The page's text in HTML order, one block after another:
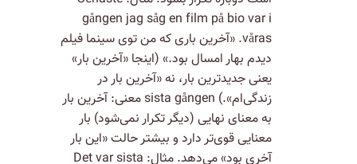
gången jag såg en film på bio var i
våras. «آخرین باری که من توی سینما فیلم
دیدم بهار امسال بود.» (اینجا «آخرین بار»
یعنی جدیدترین بار، نه «آخرین بار در
زندگی‌ام».) sista gången معنی: آخرین بار
به معنای نهایی (دیگر تکرار نمی‌شود) بار
معنایی قوی‌تر دارد و بیشتر حالت «این بار
آخری بود» می‌دهد. مثال: Det var sista